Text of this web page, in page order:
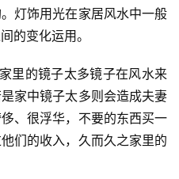
灯饰用光在家居风水中一般
的变化运用。
里的镜子太多镜子在风水来
家中镜子太多则会造成夫妻
、很浮华，不要的东西买一
们的收入，久而久之家里的